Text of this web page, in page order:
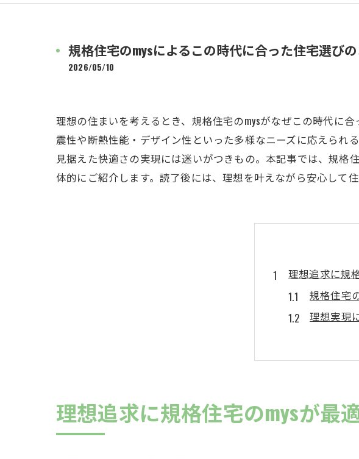
規格住宅のmysによるこの時代に合った住宅選び
2026/05/10
理想の住まいを考えるとき、規格住宅のmysがなぜこの時代に
震性や断熱性能・デザイン性といった多様なニーズに応えられ
見据えた快適さの実現には迷いがつきもの。本記事では、規格
体的にご紹介します。読了後には、理想を叶えながら安心して
理想追求に規
規格住宅
理想実現
mysの規
現代家族
現代の住まい
規格住宅
理想追求に規格住宅のmysが最